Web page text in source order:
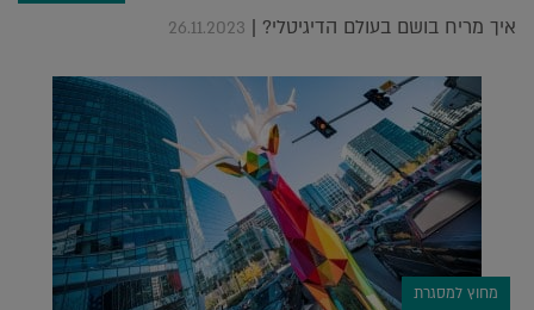
איך מריח בושם בעולם הדיגיטלי? | 26.11.2023
מחוץ למסגרת